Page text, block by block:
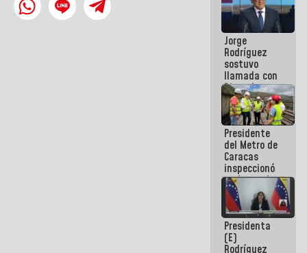
"Héroe de
Venezuela"
a servidores
públicos
Jorge
Rodríguez
sostuvo
llamada con
Dinorah
Figuera y
acuerdan
primer
encuentro
presencial
para el
diálogo
Presidente
del Metro de
Caracas
inspeccionó
trabajos de
rehabilitación
y
modernización
de la vía
férrea
Presidenta
(E)
Rodríguez